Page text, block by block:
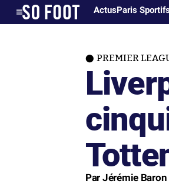
ActusParis
PREMIER
Par Jérémie Baron